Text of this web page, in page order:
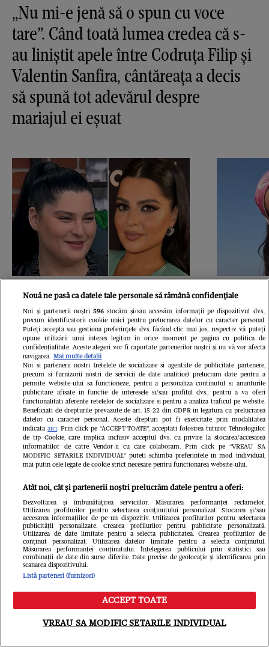
„Nu mi-e jenă să o spun cu voce
tare”. Când toată lumea credea că s-
au liniștit apele între Codruța Filip și
Valentin Sanfira, cântăreața a decis
să spună tot adevărul despre
mariajul ei eșuat
Ioana State și-a operat
brațele, sânii, abdomenul
și fundul! Cum arată după
intervențiile estetice /
FOTO
la 51
slăbit
cu
Mirabela Grădinaru, apariție
Meniu Caută
Nouă ne pasă ca datele tale personale să rămână confidențiale
Noi și partenerii noștri 596stocăm și/sau accesăm informații pe dispozitivul dvs.,
precum identificatorii cookie unici pentru prelucrarea datelor cu caracter personal.
Puteți accepta sau gestiona preferințele dvs. făcând clic mai jos, respectiv vă puteți
opune utilizării unui interes legitim în orice moment pe pagina cu politica de
confidențialitate. Aceste alegeri vor fi raportate partenerilor noștri și nu vă vor afecta
navigarea. Mai multe detalii
Noi si partenerii nostri (retelele de socializare si agentiile de publicitate partenere,
precum si furnizorii nostri de servicii de date analitice) prelucram date pentru a
permite website-ului sa functioneze, pentru a personaliza continutul si anunturile
publicitare afisate in functie de interesele si/sau profilul dvs., pentru a va oferi
functionalitati aferente retelelor de socializare si pentru a analiza traficul pe website.
Beneficiati de drepturile prevazute de art. 15-22 din GDPR in legatura cu prelucrarea
datelor cu caracter personal. Aceste drepturi pot fi exercitate prin modalitatea
indicataaici. Prin click pe “ACCEPT TOATE”, acceptati folosirea tuturor Tehnologiilor
de tip Cookie, care implica inclusiv acceptul dvs. cu privire la stocarea/accesarea
informatiilor de catre Vendor-ii cu care colaboram. Prin click pe “VREAU SA
MODIFIC SETARILE INDIVIDUAL” puteti schimba preferintele in mod individual,
mai putin cele legate de cookie strict necesare pentru functionarea website-ului.
Atât noi, cât și partenerii noștri prelucrăm datele pentru a oferi:
Dezvoltarea și îmbunătățirea serviciilor. Măsurarea performanței reclamelor.
Utilizarea profilurilor pentru selectarea conținutului personalizat. Stocarea și/sau
accesarea informațiilor de pe un dispozitiv. Utilizarea profilurilor pentru selectarea
publicității personalizate. Crearea profilurilor pentru publicitate personalizată.
Utilizarea de date limitate pentru a selecta publicitatea. Crearea profilurilor de
conținut personalizat. Utilizarea datelor limitate pentru a selecta conținutul.
Măsurarea performanței conținutului. Înțelegerea publicului prin statistici sau
combinații de date din surse diferite. Date precise de geolocație și identificarea prin
scanarea dispozitivului.
Listă parteneri (furnizori)
ACCEPT TOATE
VREAU SA MODIFIC SETARILE INDIVIDUAL